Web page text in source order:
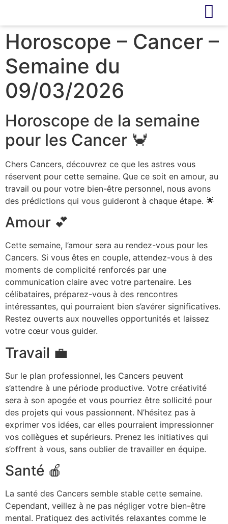
Horoscope – Cancer –
Semaine du
09/03/2026
Horoscope de la semaine
pour les Cancer 🦀
Chers Cancers, découvrez ce que les astres vous
réservent pour cette semaine. Que ce soit en amour, au
travail ou pour votre bien-être personnel, nous avons
des prédictions qui vous guideront à chaque étape. 🌟
Amour 💕
Cette semaine, l’amour sera au rendez-vous pour les
Cancers. Si vous êtes en couple, attendez-vous à des
moments de complicité renforcés par une
communication claire avec votre partenaire. Les
célibataires, préparez-vous à des rencontres
intéressantes, qui pourraient bien s’avérer significatives.
Restez ouverts aux nouvelles opportunités et laissez
votre cœur vous guider.
Travail 💼
Sur le plan professionnel, les Cancers peuvent
s’attendre à une période productive. Votre créativité
sera à son apogée et vous pourriez être sollicité pour
des projets qui vous passionnent. N’hésitez pas à
exprimer vos idées, car elles pourraient impressionner
vos collègues et supérieurs. Prenez les initiatives qui
s’offrent à vous, sans oublier de travailler en équipe.
Santé 🍎
La santé des Cancers semble stable cette semaine.
Cependant, veillez à ne pas négliger votre bien-être
mental. Pratiquez des activités relaxantes comme le